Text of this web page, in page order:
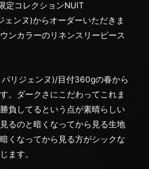
定コレクションNUIT
ェンヌ)からオーダーいただきま
ンカラーのリネンスリーピース
パリジェンヌ)/目付360gの春から
。ダークさにこだわってこれま
負してるという点が素晴らしい
るのと暗くなってから見る生地
くなってから見る方がシックな
ます。